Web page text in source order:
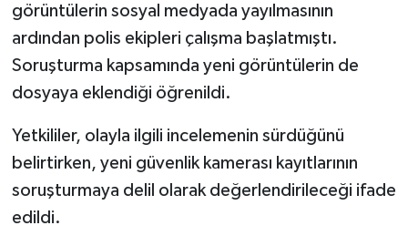
görüntülerin sosyal medyada yayılmasının
ardından polis ekipleri çalışma başlatmıştı.
Soruşturma kapsamında yeni görüntülerin de
dosyaya eklendiği öğrenildi.
Yetkililer, olayla ilgili incelemenin sürdüğünü
belirtirken, yeni güvenlik kamerası kayıtlarının
soruşturmaya delil olarak değerlendirileceği ifade
edildi.